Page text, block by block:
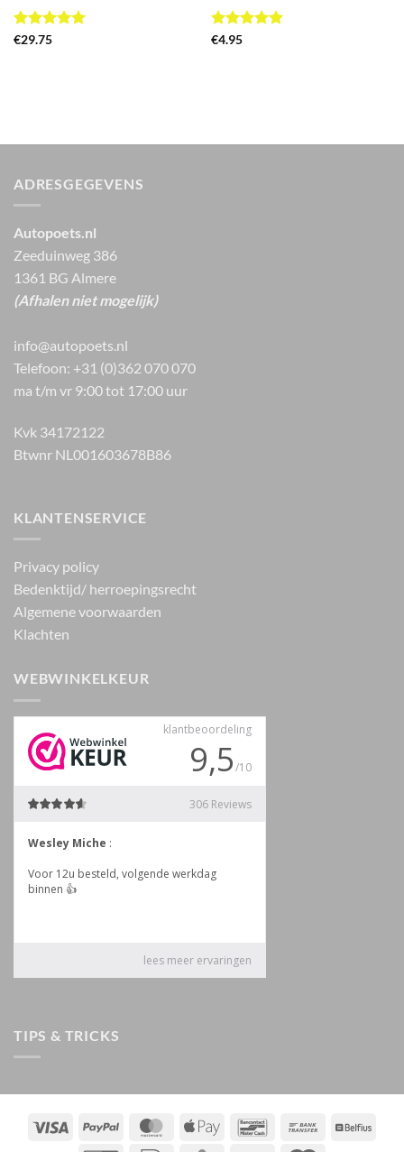
Gewaardeerd
€29.75
Gewaardeerd
€4.95
ADRESGEGEVENS
Autopoets.nl
Zeeduinweg 386
1361 BG Almere
(Afhalen niet mogelijk)
info@autopoets.nl
Telefoon: +31 (0)362 070 070
ma t/m vr 9:00 tot 17:00 uur
Kvk 34172122
Btwnr NL001603678B86
KLANTENSERVICE
Privacy policy
Bedenktijd/ herroepingsrecht
Algemene voorwaarden
Klachten
WEBWINKELKEUR
TIPS & TRICKS
Visa PayPal MasterCardApple
BancontactBank